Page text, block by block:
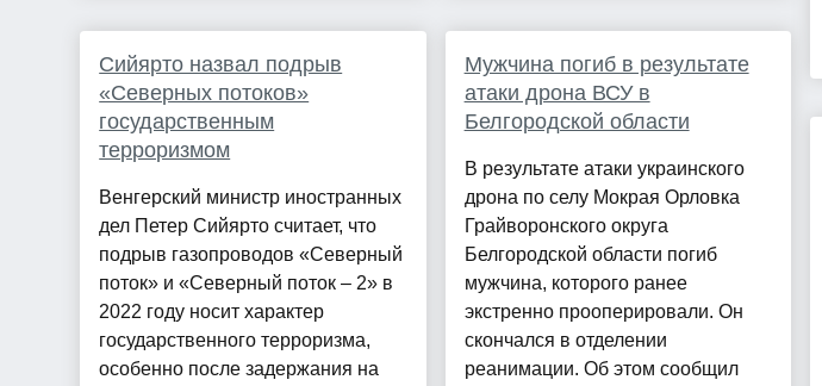
Сийярто назвал подрыв
«Северных потоков»
государственным
терроризмом
Венгерский министр иностранных
дел Петер Сийярто считает, что
подрыв газопроводов «Северный
поток» и «Северный поток – 2» в
2022 году носит характер
государственного терроризма,
особенно после задержания на
Мужчина погиб в результате
атаки дрона ВСУ в
Белгородской области
В результате атаки украинского
дрона по селу Мокрая Орловка
Грайворонского округа
Белгородской области погиб
мужчина, которого ранее
экстренно прооперировали. Он
скончался в отделении
реанимации. Об этом сообщил